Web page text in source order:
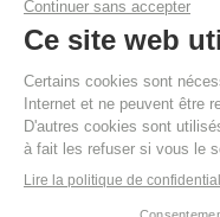
Mail :info@distritank.be
Tel.: 071/88 81 46
Fax : 071/88 94 53
R.P.M. Namur
TVA BE 0474.635.054